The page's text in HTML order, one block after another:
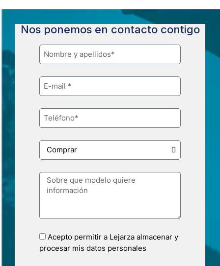
Nos ponemos en contacto contigo
Acepto permitir a Lejarza almacenar y
procesar mis datos personales